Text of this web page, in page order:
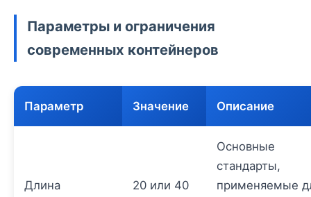
Параметры и ограничения
современных контейнеров
Параметр Значение Описание
Длина
20 или 40
Основные
стандарты,
применяемые